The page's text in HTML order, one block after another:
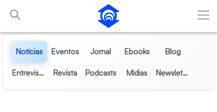
Pular para o Conteúdo principal
Notícias Eventos Jornal Ebooks Blog
Entrevistas Revista Podcasts Mídias Newsletter